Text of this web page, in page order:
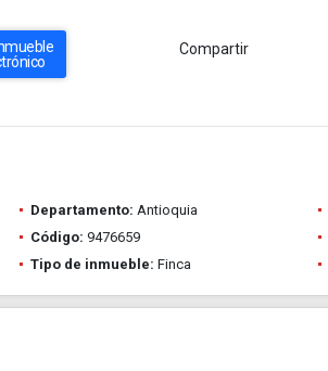
Compartir
Departamento: Antioquia
Código: 9476659
Tipo de inmueble: Finca